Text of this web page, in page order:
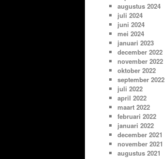
augustus 2024
juli 2024
juni 2024
mei 2024
januari 2023
december 2022
november 2022
oktober 2022
september 2022
juli 2022
april 2022
maart 2022
februari 2022
januari 2022
december 2021
november 2021
augustus 2021